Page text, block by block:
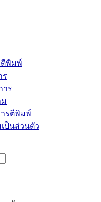
ตีพิมพ์
ร
าร
ารตีพิมพ์
ป็นส่วนตัว